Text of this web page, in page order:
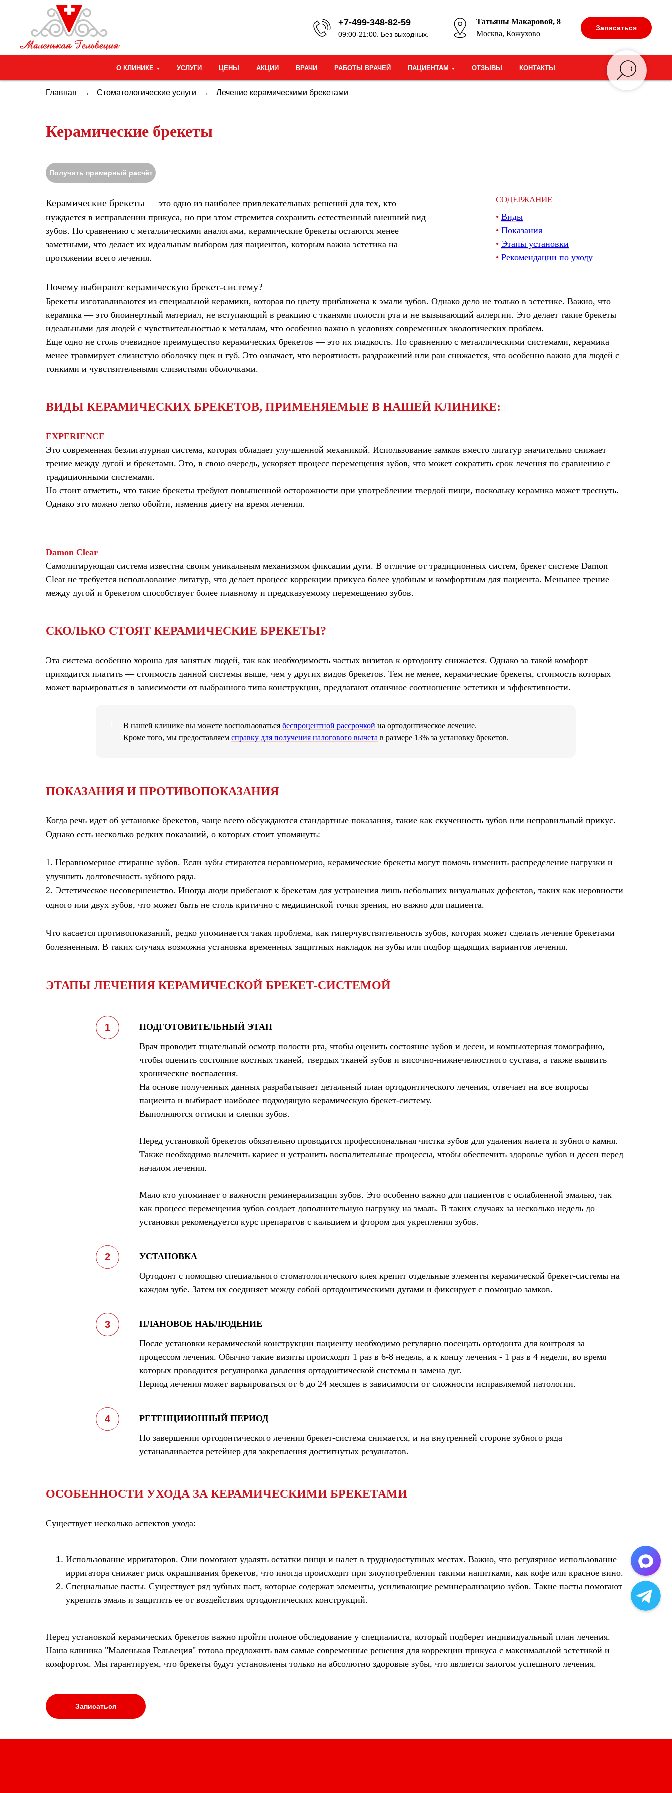
+7-499-348-82-59
09:00-21:00. Без выходных.
Татьяны Макаровой, 8
Москва, Кожухово
Записаться
О КЛИНИКЕ УСЛУГИ ЦЕНЫ АКЦИИ ВРАЧИ РАБОТЫ ВРАЧЕЙ ПАЦИЕНТАМ ОТЗЫВЫ КОНТАКТЫ
Главная → Стоматологические услуги → Лечение керамическими брекетами
Керамические брекеты
Получить примерный расчёт
Керамические брекеты — это одно из наиболее привлекательных решений для тех, кто
нуждается в исправлении прикуса, но при этом стремится сохранить естественный внешний вид
зубов. По сравнению с металлическими аналогами, керамические брекеты остаются менее
заметными, что делает их идеальным выбором для пациентов, которым важна эстетика на
протяжении всего лечения.
СОДЕРЖАНИЕ
• Виды
• Показания
• Этапы установки
• Рекомендации по уходу
Почему выбирают керамическую брекет-систему?
Брекеты изготавливаются из специальной керамики, которая по цвету приближена к эмали зубов. Однако дело не только в эстетике. Важно, что
керамика — это биоинертный материал, не вступающий в реакцию с тканями полости рта и не вызывающий аллергии. Это делает такие брекеты
идеальными для людей с чувствительностью к металлам, что особенно важно в условиях современных экологических проблем.
Еще одно не столь очевидное преимущество керамических брекетов — это их гладкость. По сравнению с металлическими системами, керамика
менее травмирует слизистую оболочку щек и губ. Это означает, что вероятность раздражений или ран снижается, что особенно важно для людей с
тонкими и чувствительными слизистыми оболочками.
ВИДЫ КЕРАМИЧЕСКИХ БРЕКЕТОВ, ПРИМЕНЯЕМЫЕ В НАШЕЙ КЛИНИКЕ:
EXPERIENCE
Это современная безлигатурная система, которая обладает улучшенной механикой. Использование замков вместо лигатур значительно снижает
трение между дугой и брекетами. Это, в свою очередь, ускоряет процесс перемещения зубов, что может сократить срок лечения по сравнению с
традиционными системами.
Но стоит отметить, что такие брекеты требуют повышенной осторожности при употреблении твердой пищи, поскольку керамика может треснуть.
Однако это можно легко обойти, изменив диету на время лечения.
Damon Clear
Самолигирующая система известна своим уникальным механизмом фиксации дуги. В отличие от традиционных систем, брекет системе Damon
Clear не требуется использование лигатур, что делает процесс коррекции прикуса более удобным и комфортным для пациента. Меньшее трение
между дугой и брекетом способствует более плавному и предсказуемому перемещению зубов.
СКОЛЬКО СТОЯТ КЕРАМИЧЕСКИЕ БРЕКЕТЫ?
Эта система особенно хороша для занятых людей, так как необходимость частых визитов к ортодонту снижается. Однако за такой комфорт
приходится платить — стоимость данной системы выше, чем у других видов брекетов. Тем не менее, керамические брекеты, стоимость которых
может варьироваться в зависимости от выбранного типа конструкции, предлагают отличное соотношение эстетики и эффективности.
В нашей клинике вы можете воспользоваться беспроцентной рассрочкой на ортодонтическое лечение.
Кроме того, мы предоставляем справку для получения налогового вычета в размере 13% за установку брекетов.
ПОКАЗАНИЯ И ПРОТИВОПОКАЗАНИЯ
Когда речь идет об установке брекетов, чаще всего обсуждаются стандартные показания, такие как скученность зубов или неправильный прикус.
Однако есть несколько редких показаний, о которых стоит упомянуть:
1. Неравномерное стирание зубов. Если зубы стираются неравномерно, керамические брекеты могут помочь изменить распределение нагрузки и
улучшить долговечность зубного ряда.
2. Эстетическое несовершенство. Иногда люди прибегают к брекетам для устранения лишь небольших визуальных дефектов, таких как неровности
одного или двух зубов, что может быть не столь критично с медицинской точки зрения, но важно для пациента.
Что касается противопоказаний, редко упоминается такая проблема, как гиперчувствительность зубов, которая может сделать лечение брекетами
болезненным. В таких случаях возможна установка временных защитных накладок на зубы или подбор щадящих вариантов лечения.
ЭТАПЫ ЛЕЧЕНИЯ КЕРАМИЧЕСКОЙ БРЕКЕТ-СИСТЕМОЙ
ПОДГОТОВИТЕЛЬНЫЙ ЭТАП
Врач проводит тщательный осмотр полости рта, чтобы оценить состояние зубов и десен, и компьютерная томографию,
чтобы оценить состояние костных тканей, твердых тканей зубов и височно-нижнечелюстного сустава, а также выявить
хронические воспаления.
На основе полученных данных разрабатывает детальный план ортодонтического лечения, отвечает на все вопросы
пациента и выбирает наиболее подходящую керамическую брекет-систему.
Выполняются оттиски и слепки зубов.
Перед установкой брекетов обязательно проводится профессиональная чистка зубов для удаления налета и зубного камня.
Также необходимо вылечить кариес и устранить воспалительные процессы, чтобы обеспечить здоровье зубов и десен перед
началом лечения.
Мало кто упоминает о важности реминерализации зубов. Это особенно важно для пациентов с ослабленной эмалью, так
как процесс перемещения зубов создает дополнительную нагрузку на эмаль. В таких случаях за несколько недель до
установки рекомендуется курс препаратов с кальцием и фтором для укрепления зубов.
УСТАНОВКА
Ортодонт с помощью специального стоматологического клея крепит отдельные элементы керамической брекет-системы на
каждом зубе. Затем их соединяет между собой ортодонтическими дугами и фиксирует с помощью замков.
ПЛАНОВОЕ НАБЛЮДЕНИЕ
После установки керамической конструкции пациенту необходимо регулярно посещать ортодонта для контроля за
процессом лечения. Обычно такие визиты происходят 1 раз в 6-8 недель, а к концу лечения - 1 раз в 4 недели, во время
которых проводится регулировка давления ортодонтической системы и замена дуг.
Период лечения может варьироваться от 6 до 24 месяцев в зависимости от сложности исправляемой патологии.
РЕТЕНЦИИОННЫЙ ПЕРИОД
По завершении ортодонтического лечения брекет-система снимается, и на внутренней стороне зубного ряда
устанавливается ретейнер для закрепления достигнутых результатов.
ОСОБЕННОСТИ УХОДА ЗА КЕРАМИЧЕСКИМИ БРЕКЕТАМИ
Существует несколько аспектов ухода:
Использование ирригаторов. Они помогают удалять остатки пищи и налет в труднодоступных местах. Важно, что регулярное использование
ирригатора снижает риск окрашивания брекетов, что иногда происходит при злоупотреблении такими напитками, как кофе или красное вино.
Специальные пасты. Существует ряд зубных паст, которые содержат элементы, усиливающие реминерализацию зубов. Такие пасты помогают
укрепить эмаль и защитить ее от воздействия ортодонтических конструкций.
Перед установкой керамических брекетов важно пройти полное обследование у специалиста, который подберет индивидуальный план лечения.
Наша клиника "Маленькая Гельвеция" готова предложить вам самые современные решения для коррекции прикуса с максимальной эстетикой и
комфортом. Мы гарантируем, что брекеты будут установлены только на абсолютно здоровые зубы, что является залогом успешного лечения.
Записаться